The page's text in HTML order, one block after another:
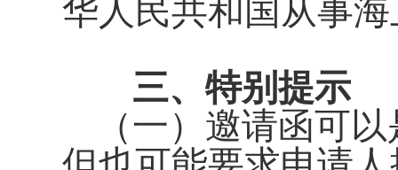
华人民共和国从事
三、特别提示
（一）邀请函可